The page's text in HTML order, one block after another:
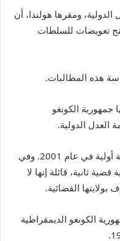
ومقرها هولندا، أن
تعويضات للسلطات
هذه المطالبات.
جمهورية الكونغو
العدل الدولية.
وقد أسقطت السلطات الكونغولية قضية أولية في عام 2001. وفي
قضية ثانية، قائلة إنها لا
القضائية.
الكونغو الديمقراطية